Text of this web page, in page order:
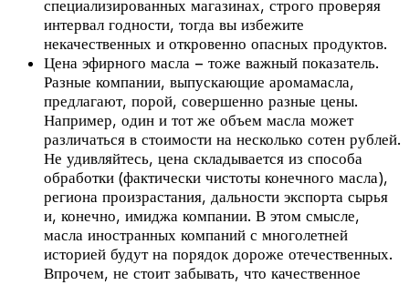
специализированных магазинах, строго проверяя
интервал годности, тогда вы избежите
некачественных и откровенно опасных продуктов.
Цена эфирного масла – тоже важный показатель.
Разные компании, выпускающие аромамасла,
предлагают, порой, совершенно разные цены.
Например, один и тот же объем масла может
различаться в стоимости на несколько сотен рублей.
Не удивляйтесь, цена складывается из способа
обработки (фактически чистоты конечного масла),
региона произрастания, дальности экспорта сырья
и, конечно, имиджа компании. В этом смысле,
масла иностранных компаний с многолетней
историей будут на порядок дороже отечественных.
Впрочем, не стоит забывать, что качественное